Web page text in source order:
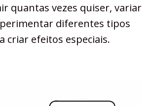
quantas vezes quiser, variar
diferentes tipos
criar efeitos especiais.